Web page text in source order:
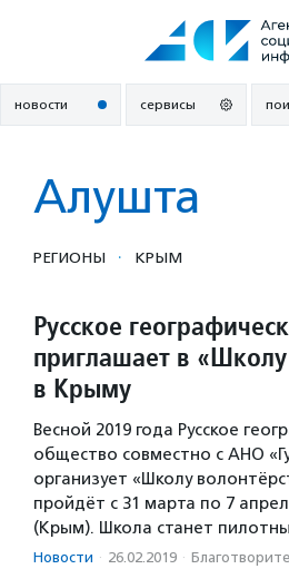
новости сервисы
Алушта
РЕГИОНЫ · КРЫМ
Русское
приглашает в
в Крыму
Весной 2019 года Русское
общество совместно с АНО
организует «Школу
пройдёт с 31 марта по 7
(Крым). Школа станет
Новости · 26.02.2019 ·